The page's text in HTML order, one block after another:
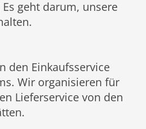
geht darum, unsere
den Einkaufsservice
Wir organisieren für
Lieferservice von den